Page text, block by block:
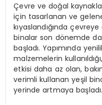
Çevre ve doğal
için tasarlanan ve
kıyaslandığında
binalar son dönemde
başladı. Yapımında
malzemelerin
etkisi daha az olan,
verimli kullanan yeşil
yerinde artmaya başladı.